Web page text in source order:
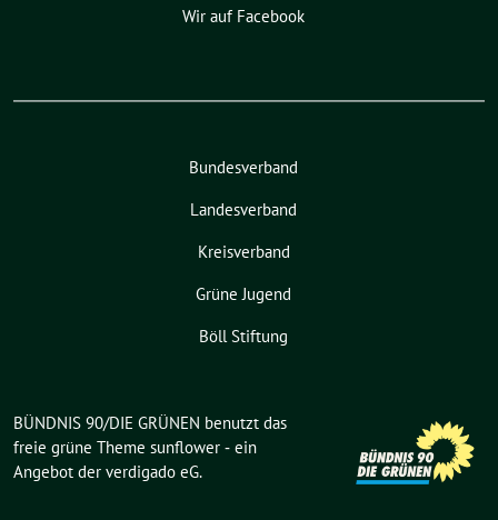
Wir auf Facebook
Bundesverband
Landesverband
Kreisverband
Grüne Jugend
Böll Stiftung
BÜNDNIS 90/DIE GRÜNEN benutzt das
freie grüne Theme sunflower ‐ ein
Angebot der verdigado eG.